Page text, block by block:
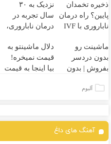
ذخیره تخمدان
پایین؟ راه درمان
ناباروری با IVF
🌱
نزدیک به ۳۰
سال تجربه در
درمان ناباروری،
فوق‌تخصصی
مام 👩‍⚕️
ماشینت رو
بدون دردسر
بفروش | بدون
دلال ماشینتو به
قیمت نمیخره!
بیا اینجا به قیمت
آلبوم
آهنگ های داغ